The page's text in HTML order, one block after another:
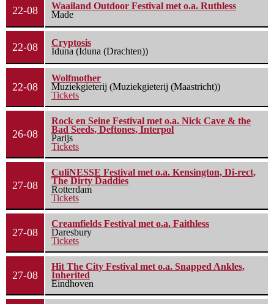
22-08
Waailand Outdoor Festival met o.a. Ruthless
Made
22-08
Cryptosis
Iduna (Iduna (Drachten))
22-08
Wolfmother
Muziekgieterij (Muziekgieterij (Maastricht))
Tickets
26-08
Rock en Seine Festival met o.a. Nick Cave & the
Bad Seeds, Deftones, Interpol
Parijs
Tickets
27-08
CuliNESSE Festival met o.a. Kensington, Di-rect,
The Dirty Daddies
Rotterdam
Tickets
27-08
Creamfields Festival met o.a. Faithless
Daresbury
Tickets
27-08
Hit The City Festival met o.a. Snapped Ankles,
Inherited
Eindhoven